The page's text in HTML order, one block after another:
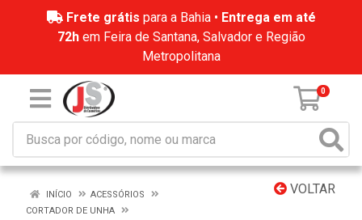
Frete grátis para a Bahia • Entrega em até
72hem Feira de Santana, Salvador e Região
Metropolitana
0
VOLTAR
INÍCIO
ACESSÓRIOS
CORTADOR DE UNHA